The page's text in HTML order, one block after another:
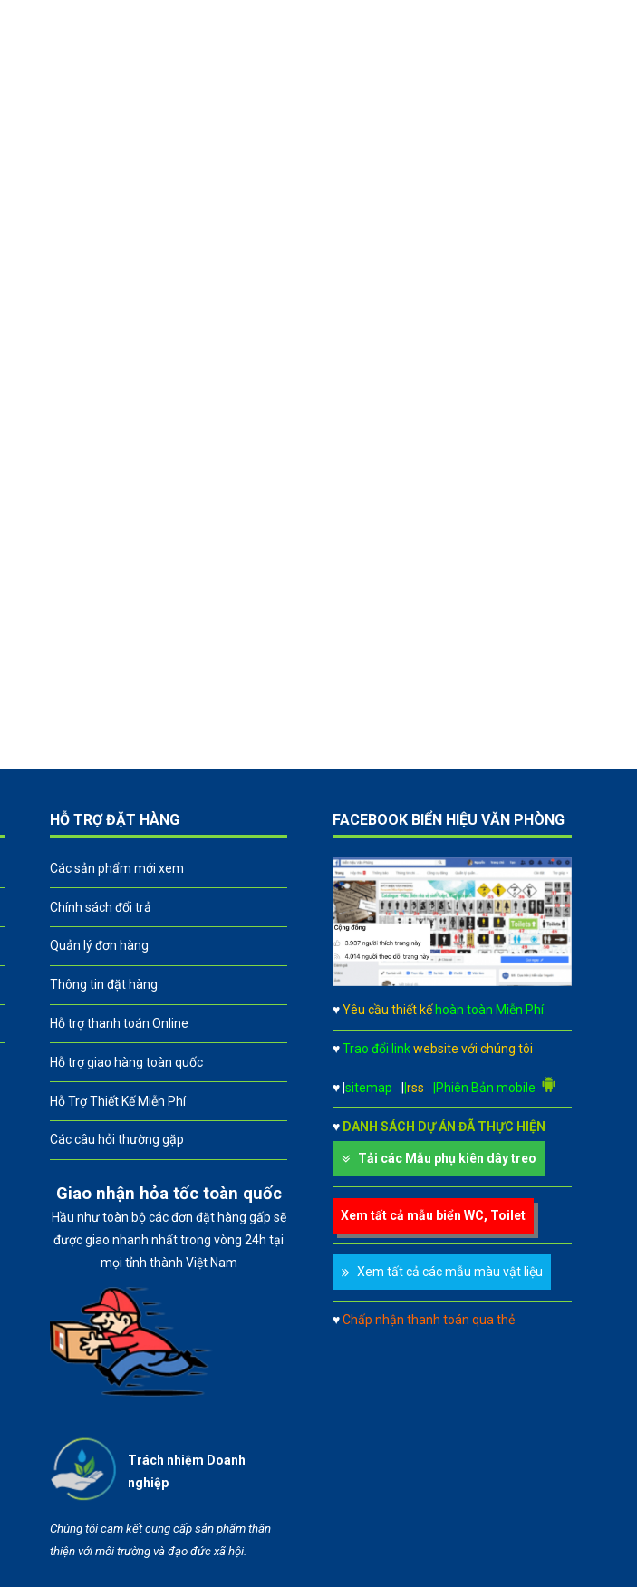
HỖ TRỢ ĐẶT HÀNG
Các sản phẩm mới xem
Chính sách đổi trả
Quản lý đơn hàng
Thông tin đặt hàng
Hỗ trợ thanh toán Online
Hỗ trợ giao hàng toàn quốc
Hỗ Trợ Thiết Kế Miễn Phí
Các câu hỏi thường gặp
Giao nhận hỏa tốc toàn quốc
Hầu như toàn bộ các đơn đặt hàng gấp sẽ
được giao nhanh nhất trong vòng 24h tại
mọi tỉnh thành Việt Nam
Trách nhiệm Doanh
nghiệp
Chúng tôi cam kết cung cấp sản phẩm thân
thiện với môi trường và đạo đức xã hội.
FACEBOOK BIỂN HIỆU VĂN PHÒNG
♥Yêu cầu thiết kế hoàn toàn Miễn Phí
♥Trao đổi linkwebsite với chúng tôi
♥ sitemap rss |Phiên Bản mobile
♥ DANH SÁCH DỰ ÁN ĐÃ THỰC HIỆN
Tải các Mẫu phụ kiên dây treo
Xem tất cả mẫu biển WC, Toilet
Xem tất cả các mẫu màu vật liệu
♥Chấp nhận thanh toán qua thẻ